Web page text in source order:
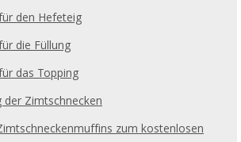
den Hefeteig
die Füllung
das Topping
der Zimtschnecken
zum kostenlosen